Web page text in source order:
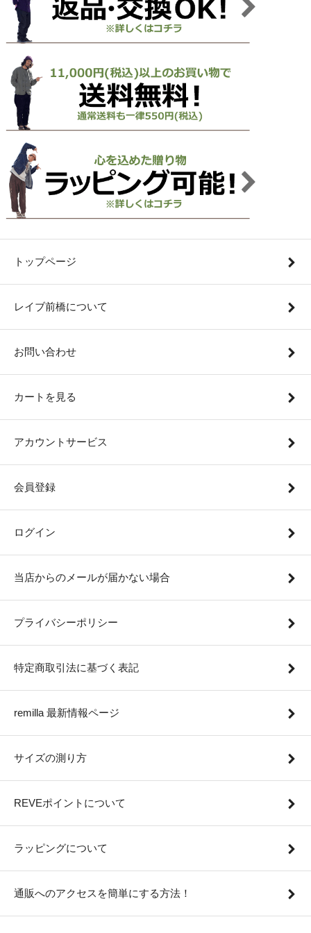
トップページ
レイブ前橋について
お問い合わせ
カートを見る
アカウントサービス
会員登録
ログイン
当店からのメールが届かない場合
プライバシーポリシー
特定商取引法に基づく表記
remilla 最新情報ページ
サイズの測り方
REVEポイントについて
ラッピングについて
通販へのアクセスを簡単にする方法！